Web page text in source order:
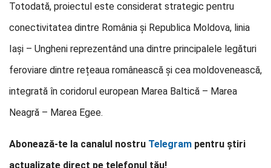
Totodată, proiectul este considerat strategic pentru
conectivitatea dintre România și Republica Moldova, linia
Iași – Ungheni reprezentând una dintre principalele legături
feroviare dintre rețeaua românească și cea moldovenească,
integrată în coridorul european Marea Baltică – Marea
Neagră – Marea Egee.
Abonează-te la canalul nostru Telegram pentru știri
actualizate direct pe telefonul tău!